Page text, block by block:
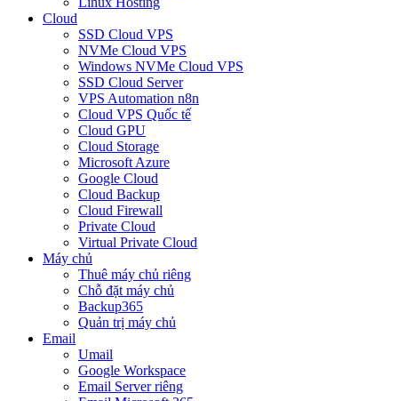
Cloud
SSD Cloud VPS
NVMe Cloud VPS
Windows NVMe Cloud VPS
SSD Cloud Server
VPS Automation n8n
Cloud VPS Quốc tế
Cloud GPU
Cloud Storage
Microsoft Azure
Google Cloud
Cloud Backup
Cloud Firewall
Private Cloud
Virtual Private Cloud
Máy chủ
Thuê máy chủ riêng
Chỗ đặt máy chủ
Backup365
Quản trị máy chủ
Email
Umail
Google Workspace
Email Server riêng